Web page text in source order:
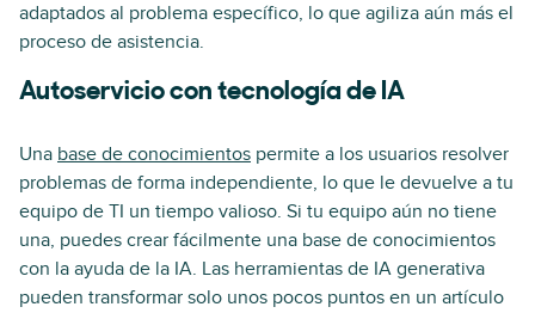
adaptados al problema específico, lo que agiliza aún más el
proceso de asistencia.
Autoservicio con tecnología de IA
Una base de conocimientos permite a los usuarios resolver
problemas de forma independiente, lo que le devuelve a tu
equipo de TI un tiempo valioso. Si tu equipo aún no tiene
una, puedes crear fácilmente una base de conocimientos
con la ayuda de la IA. Las herramientas de IA generativa
pueden transformar solo unos pocos puntos en un artículo